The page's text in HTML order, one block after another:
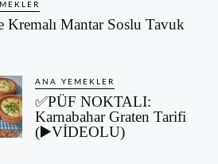
Kremalı Mantar Soslu Tavuk
ANA YEMEKLER
✅PÜF NOKTALI:
Karnabahar Graten Tarifi
(▶️VİDEOLU)